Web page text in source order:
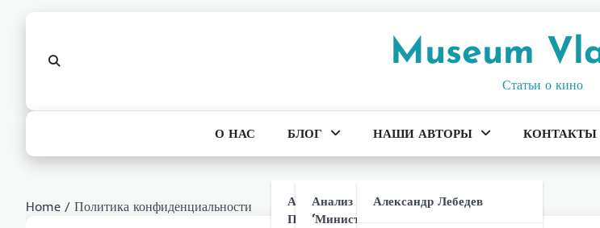
Museum
Статьи о кино
О НАС БЛОГ
Анализ Сюжета И
Персонажей
Анализ Антагониста В
‘Министерство
НАШИ АВТОРЫ
Александр Лебедев
КОНТАКТЫ
Home Политика конфиденциальности